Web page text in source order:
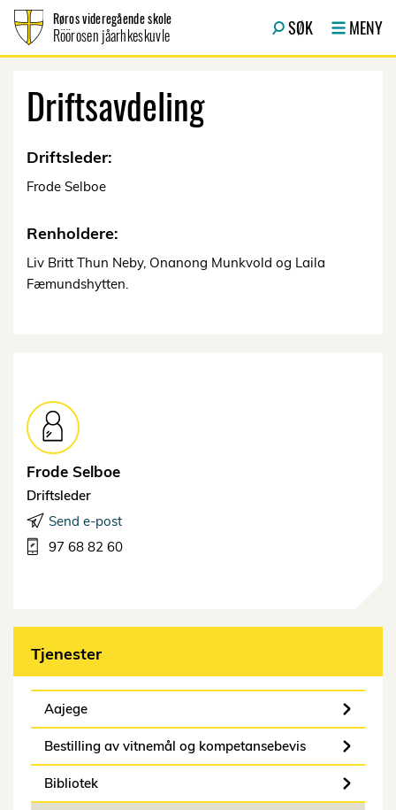
Hopp til innhold
Røros videregående skole
Röörosen jåarhkeskuvle SØK MENY
Driftsavdeling
Driftsleder:
Frode Selboe
Renholdere:
Liv Britt Thun Neby, Onanong Munkvold og Laila
Fæmundshytten.
Frode Selboe
Driftsleder
Send e-post
97 68 82 60
Tjenester
Aajege
Bestilling av vitnemål og kompetansebevis
Bibliotek